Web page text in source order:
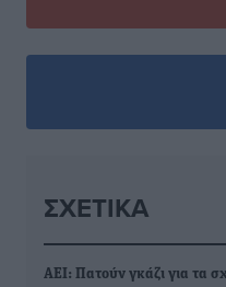
ΣΧΕΤΙΚΆ
ΑΕΙ: Πατούν γκάζι για τα